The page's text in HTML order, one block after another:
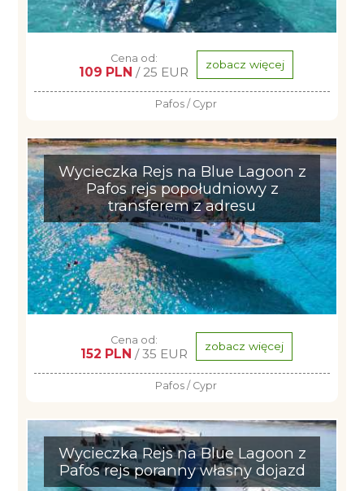
Cena od:
109 PLN / 25 EUR zobacz więcej
Pafos / Cypr
Wycieczka Rejs na Blue Lagoon z
Pafos rejs popołudniowy z
transferem z adresu
Cena od:
152 PLN / 35 EUR zobacz więcej
Pafos / Cypr
Wycieczka Rejs na Blue Lagoon z
Pafos rejs poranny własny dojazd